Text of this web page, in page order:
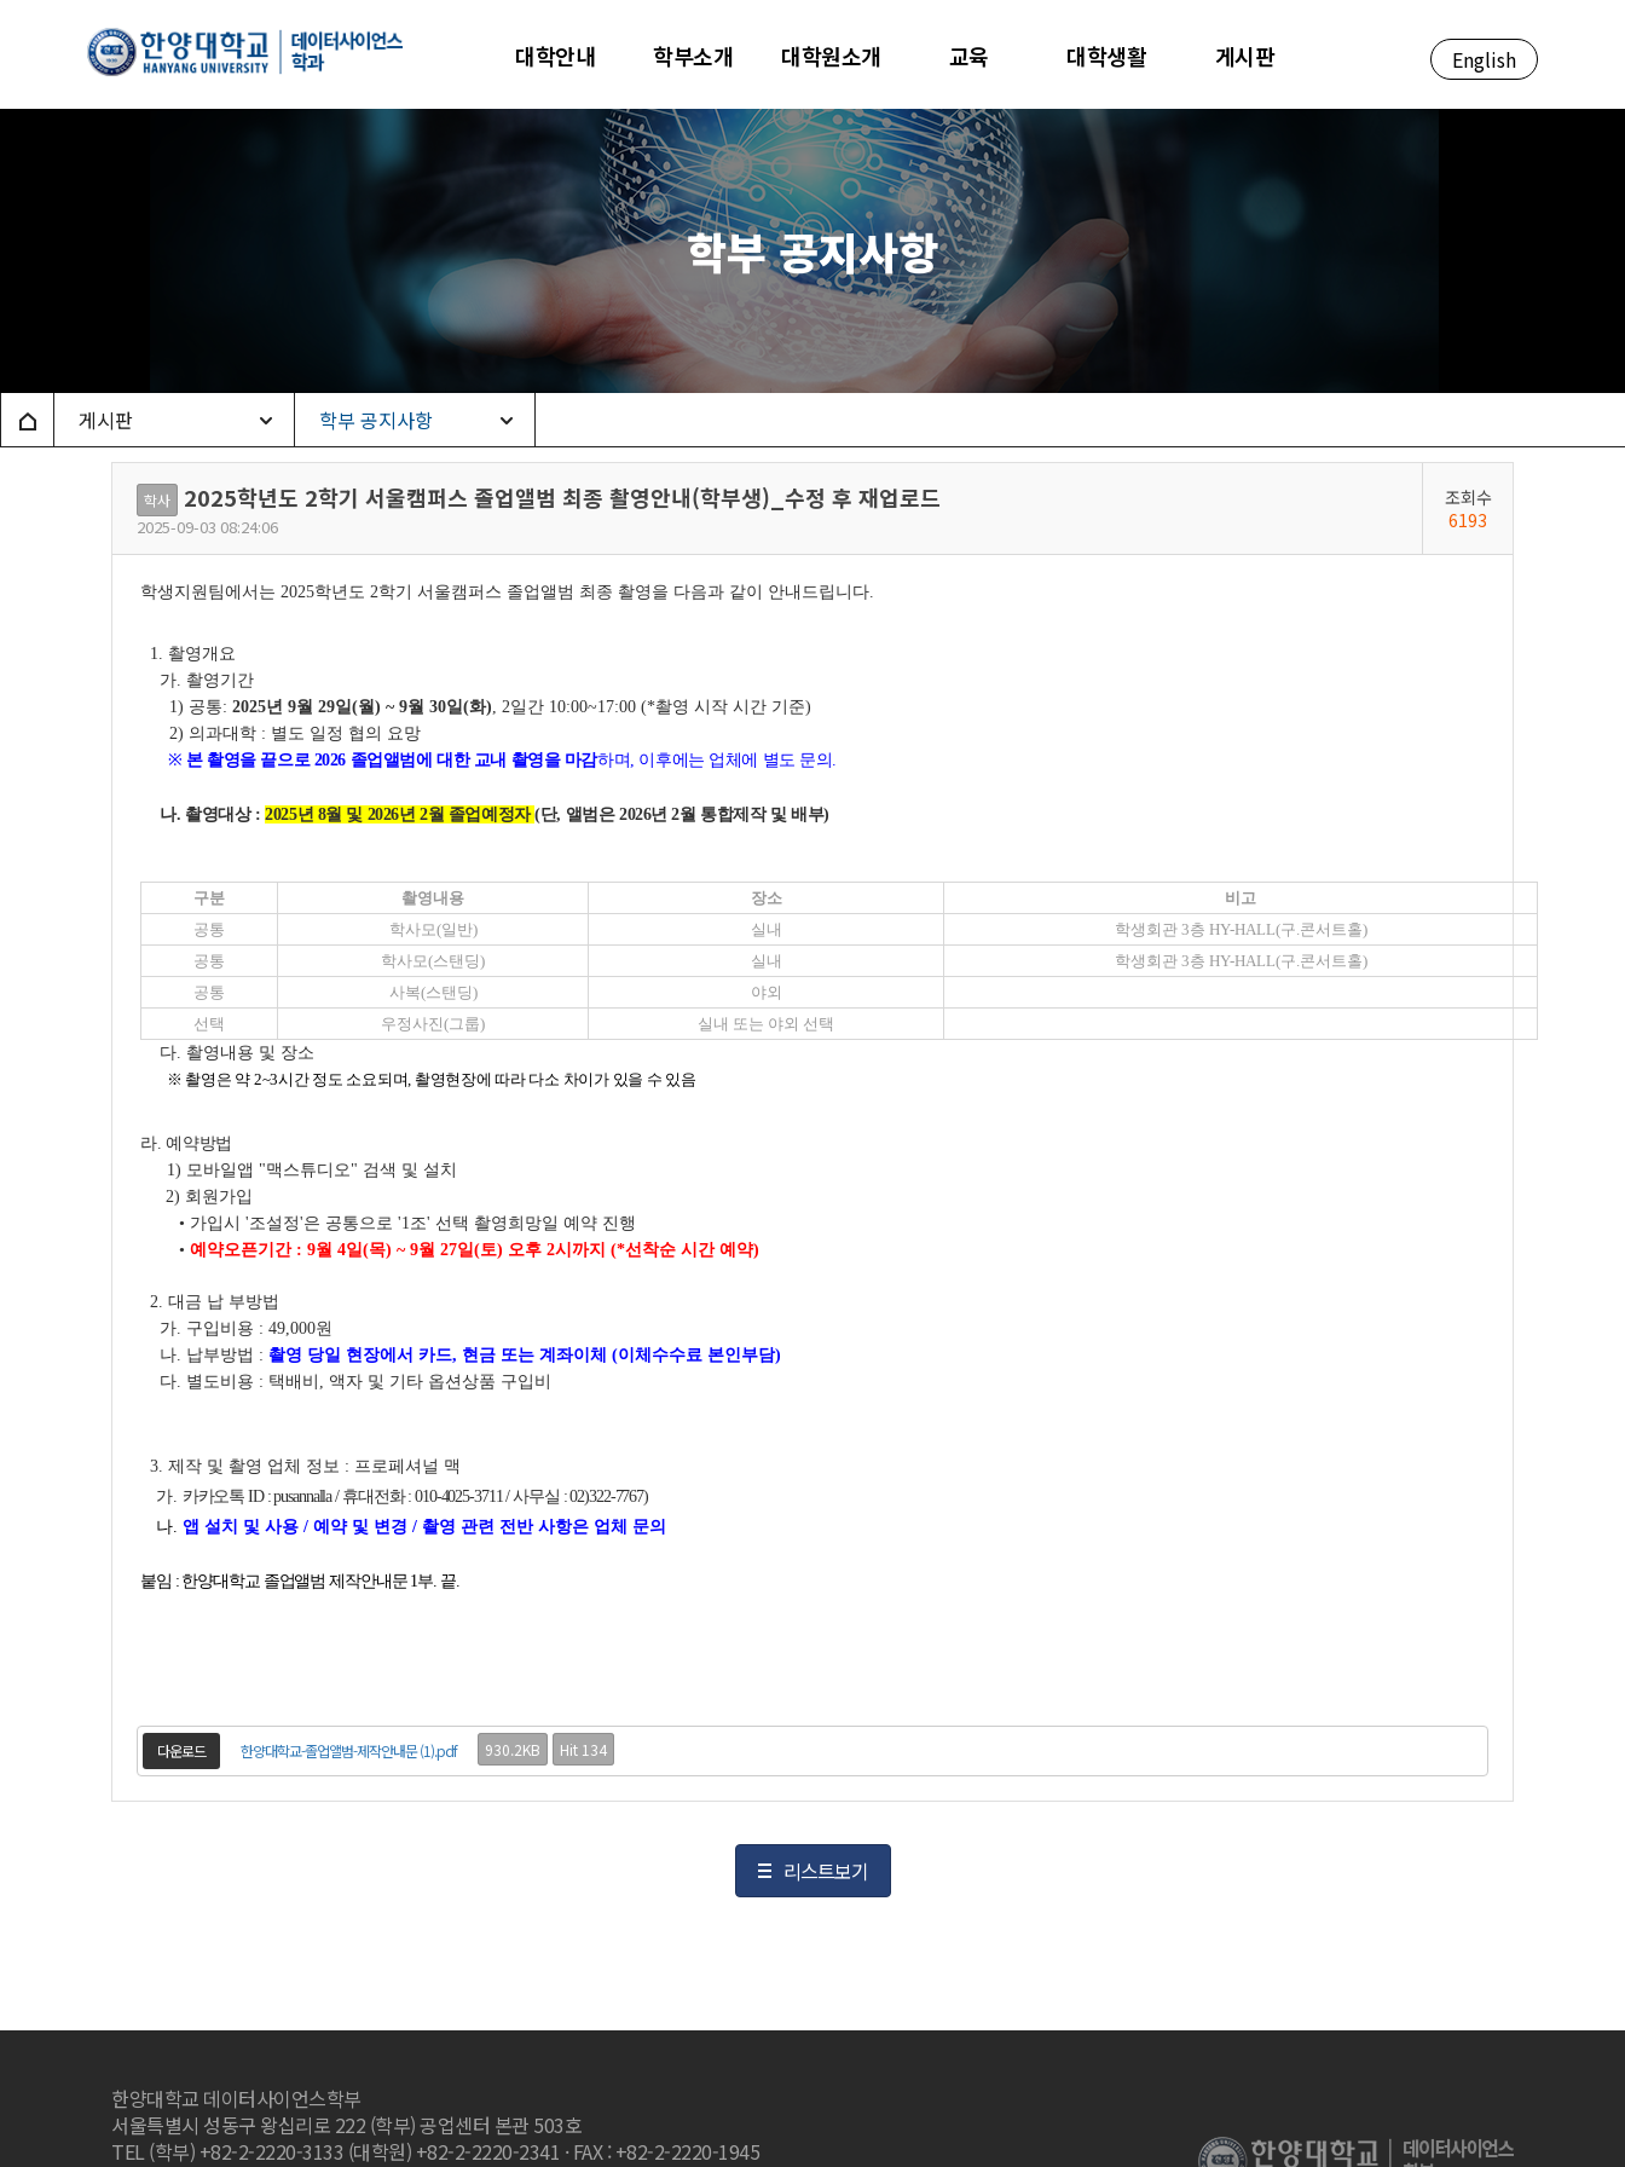
한양대학교
대학안내 학부소개 대학원소개 교육 대학생활 게시판 English
학부 공지사항
Home 게시판 학부 공지사항
학사 2025학년도 2학기 서울캠퍼스 졸업앨범 최종 촬영안내(학부생)_수정 후 재업로드
2025-09-03 08:24:06
조회수
6193
학생지원팀에서는 2025학년도 2학기 서울캠퍼스 졸업앨범 최종 촬영을 다음과 같이 안내드립니다.
1. 촬영개요
가. 촬영기간
1) 공통: 2025년 9월 29일(월) ~ 9월 30일(화), 2일간 10:00~17:00 (*촬영 시작 시간 기준)
2) 의과대학 : 별도 일정 협의 요망
※ 본 촬영을 끝으로 2026 졸업앨범에 대한 교내 촬영을 마감하며, 이후에는 업체에 별도 문의.
나. 촬영대상 :2025년 8월 및 2026년 2월 졸업예정자(단, 앨범은 2026년 2월 통합제작 및 배부)
구분 촬영내용 장소
비고
공통
학사모(일반) 실내
학생회관 3층 HY-HALL(구.콘서트홀)
공통
학사모(스탠딩) 실내
학생회관 3층 HY-HALL(구.콘서트홀)
공통
사복(스탠딩)
야외
선택
우정사진(그룹)
실내 또는 야외 선택
다. 촬영내용 및 장소
※ 촬영은 약 2~3시간 정도 소요되며, 촬영현장에 따라 다소 차이가 있을 수 있음
라. 예약방법
1) 모바일앱 "맥스튜디오" 검색 및 설치
2) 회원가입
• 가입시 '조설정'은 공통으로 '1조' 선택 촬영희망일 예약 진행
• 예약오픈기간 : 9월 4일(목) ~ 9월 27일(토) 오후 2시까지 (*선착순 시간 예약)
2. 대금 납 부방법
가. 구입비용 : 49,000원
나. 납부방법 : 촬영 당일 현장에서 카드, 현금 또는 계좌이체 (이체수수료 본인부담)
다. 별도비용 : 택배비, 액자 및 기타 옵션상품 구입비
3. 제작 및 촬영 업체 정보 : 프로페셔널 맥
가. 카카오톡 ID : pusannalla / 휴대전화 : 010-4025-3711 / 사무실 : 02)322-7767)
나. 앱 설치 및 사용 / 예약 및 변경 / 촬영 관련 전반 사항은 업체 문의
붙임 : 한양대학교 졸업앨범 제작안내문 1부. 끝.
다운로드 한양대학교-졸업앨범-제작안내문 (1).pdf 930.2KB Hit 134
리스트보기
한양대학교 데이터사이언스학부
서울특별시 성동구 왕십리로 222 (학부) 공업센터 본관 503호
TEL (학부) +82-2-2220-3133 (대학원) +82-2-2220-2341 · FAX : +82-2-2220-1945